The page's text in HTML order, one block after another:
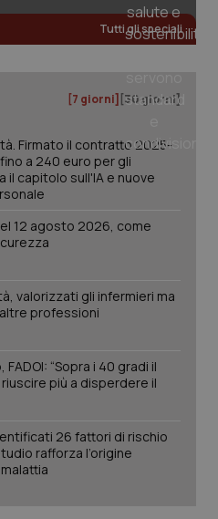
& Testa Collo
Tutti gli speciali
[7 giorni] [30 giorni]
Firmato il contratto 2025-
a 240 euro per gli
il capitolo sull'IA e nuove
12 agosto 2026, come
valorizzati gli infermieri ma
professioni
“Sopra i 40 gradi il
più a disperdere il
26 fattori di rischio
rafforza l’origine